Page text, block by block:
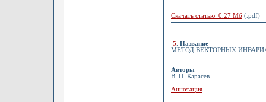
Скачать статью 0.27 Мб (.pdf)
5
Название
МЕТОД ВЕКТОРНЫХ
Авторы
В. П. Карасев
Аннотация